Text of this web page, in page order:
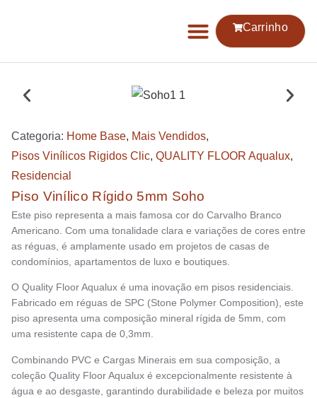
Carrinho
Categoria: Home Base, Mais Vendidos,
⁠Pisos Vinílicos Rigidos Clic, QUALITY FLOOR Aqualux,
Residencial
Piso Vinílico Rígido 5mm Soho
Este piso representa a mais famosa cor do Carvalho Branco
Americano. Com uma tonalidade clara e variações de cores entre
as réguas, é amplamente usado em projetos de casas de
condomínios, apartamentos de luxo e boutiques.
O Quality Floor Aqualux é uma inovação em pisos residenciais.
Fabricado em réguas de SPC (Stone Polymer Composition), este
piso apresenta uma composição mineral rígida de 5mm, com
uma resistente capa de 0,3mm.
Combinando PVC e Cargas Minerais em sua composição, a
coleção Quality Floor Aqualux é excepcionalmente resistente à
água e ao desgaste, garantindo durabilidade e beleza por muitos